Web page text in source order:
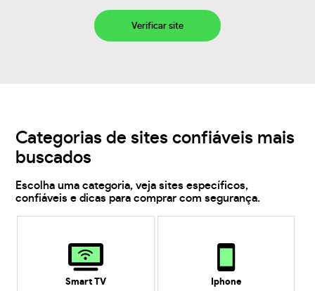
Verificar site
Categorias de sites confiáveis mais
buscados
Escolha uma categoria, veja sites específicos,
confiáveis e dicas para comprar com segurança.
Smart TV Iphone